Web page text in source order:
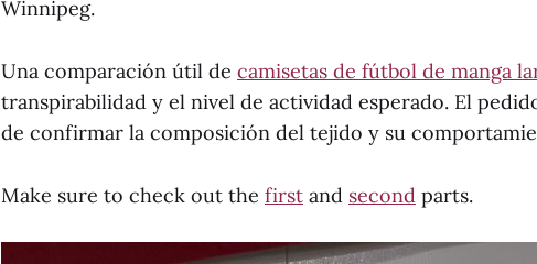
Winnipeg.
Una comparación útil de camisetas de fútbol de manga
transpirabilidad y el nivel de actividad esperado. El
de confirmar la composición del tejido y su
Make sure to check out the first and second parts.